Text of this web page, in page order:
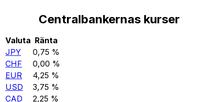
Centralbankernas kurser
Valuta Ränta
JPY
0,75 %
CHF
0,00 %
EUR
4,25 %
USD
3,75 %
CAD
2,25 %